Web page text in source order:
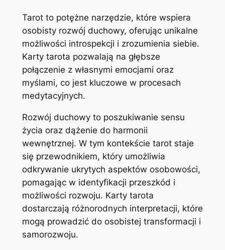
Tarot to potężne narzędzie, które wspiera
osobisty rozwój duchowy, oferując unikalne
możliwości introspekcji i zrozumienia siebie.
Karty tarota pozwalają na głębsze
połączenie z własnymi emocjami oraz
myślami, co jest kluczowe w procesach
medytacyjnych.
Rozwój duchowy to poszukiwanie sensu
życia oraz dążenie do harmonii
wewnętrznej. W tym kontekście tarot staje
się przewodnikiem, który umożliwia
odkrywanie ukrytych aspektów osobowości,
pomagając w identyfikacji przeszkód i
możliwości rozwoju. Karty tarota
dostarczają różnorodnych interpretacji, które
mogą prowadzić do osobistej transformacji i
samorozwoju.